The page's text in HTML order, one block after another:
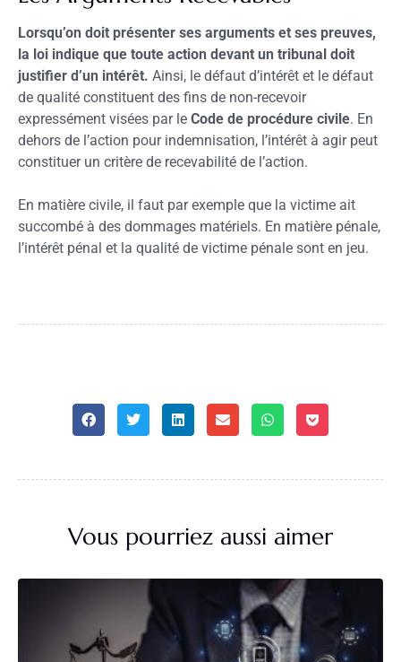
Lorsqu’on doit présenter ses arguments et ses preuves,
la loi indique que toute action devant un tribunal doit
justifier d’un intérêt. Ainsi, le défaut d’intérêt et le défaut
de qualité constituent des fins de non-recevoir
expressément visées par le Code de procédure civile. En
dehors de l’action pour indemnisation, l’intérêt à agir peut
constituer un critère de recevabilité de l’action.
En matière civile, il faut par exemple que la victime ait
succombé à des dommages matériels. En matière pénale,
l’intérêt pénal et la qualité de victime pénale sont en jeu.
Vous pourriez aussi aimer